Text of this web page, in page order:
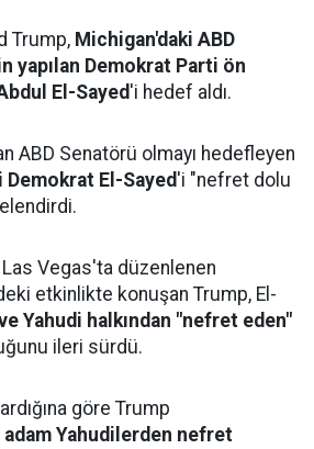
Trump, Michigan'daki ABD
yapılan Demokrat Parti ön
El-Sayed'i hedef aldı.
ABD Senatörü olmayı hedefleyen
El-Sayed'i "nefret dolu
Vegas'ta düzenlenen
etkinlikte konuşan Trump, El-
Yahudi halkından "nefret eden"
ileri sürdü.
göre Trump
adam Yahudilerden nefret